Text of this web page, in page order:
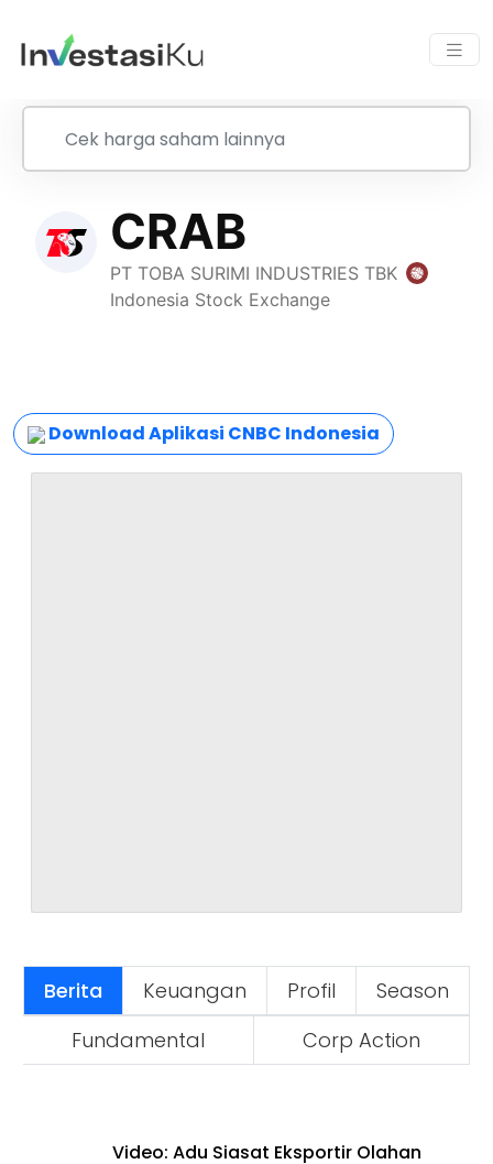
Download Aplikasi CNBC Indonesia
Berita Keuangan Profil
Season
Fundamental
Corp Action
Video: Adu Siasat Eksportir Olahan